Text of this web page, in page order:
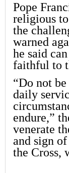
Pope
religious
the
warned
he said
faithful to
“Do not
daily
endure,”
venerate
and sign
the Cross,